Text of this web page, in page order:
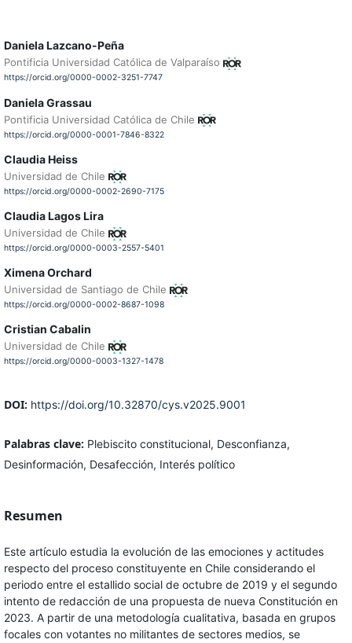
Daniela Lazcano-Peña
Pontificia Universidad Católica de Valparaíso
https://orcid.org/0000-0002-3251-7747
Daniela Grassau
Pontificia Universidad Católica de Chile
https://orcid.org/0000-0001-7846-8322
Claudia Heiss
Universidad de Chile
https://orcid.org/0000-0002-2690-7175
Claudia Lagos Lira
Universidad de Chile
https://orcid.org/0000-0003-2557-5401
Ximena Orchard
Universidad de Santiago de Chile
https://orcid.org/0000-0002-8687-1098
Cristian Cabalin
Universidad de Chile
https://orcid.org/0000-0003-1327-1478
DOI: https://doi.org/10.32870/cys.v2025.9001
Palabras clave: Plebiscito constitucional, Desconfianza,
Desinformación, Desafección, Interés político
Resumen
Este artículo estudia la evolución de las emociones y actitudes
respecto del proceso constituyente en Chile considerando el
periodo entre el estallido social de octubre de 2019 y el segundo
intento de redacción de una propuesta de nueva Constitución en
2023. A partir de una metodología cualitativa, basada en grupos
focales con votantes no militantes de sectores medios, se